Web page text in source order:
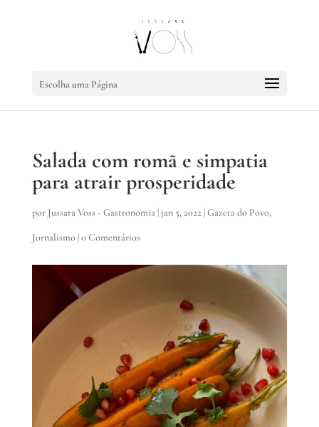
Escolha uma Página
Salada com romã e simpatia
para atrair prosperidade
por Jussara Voss - Gastronomia|jan 5, 2022 |Gazeta do Povo,
Jornalismo|0 Comentários